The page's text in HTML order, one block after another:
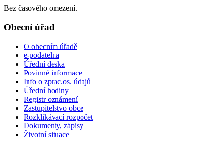
Bez časového omezení.
Obecní úřad
O obecním úřadě
e-podatelna
Úřední deska
Povinné informace
Info o zprac.os. údajů
Úřední hodiny
Registr oznámení
Zastupitelstvo obce
Rozklikávací rozpočet
Dokumenty, zápisy
Životní situace